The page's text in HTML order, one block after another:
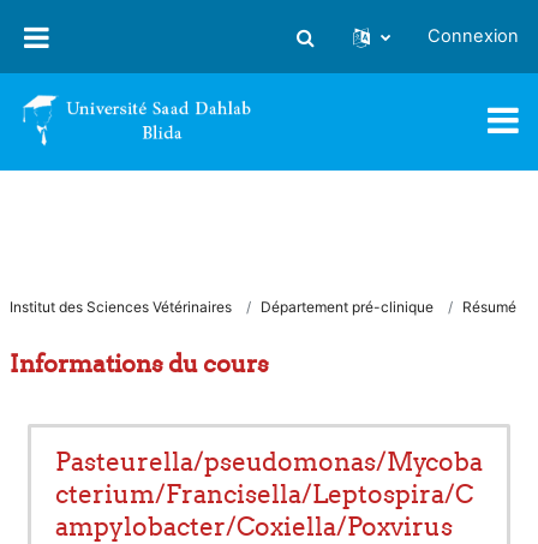
Activer/désactiver la saisie
Connexion
Institut des Sciences Vétérinaires Département pré-clinique Résumé
Informations du cours
Pasteurella/pseudomonas/Mycoba
cterium/Francisella/Leptospira/C
ampylobacter/Coxiella/Poxvirus